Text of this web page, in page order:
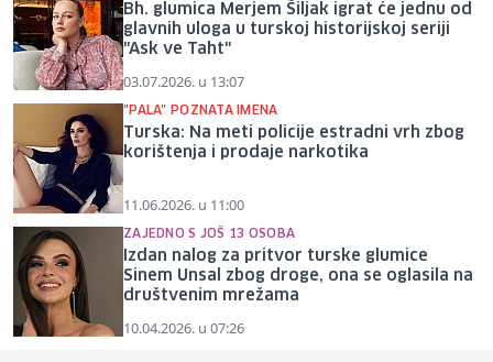
Bh. glumica Merjem Šiljak igrat će jednu od
glavnih uloga u turskoj historijskoj seriji
"Ask ve Taht"
03.07.2026. u 13:07
"PALA" POZNATA IMENA
Turska: Na meti policije estradni vrh zbog
korištenja i prodaje narkotika
11.06.2026. u 11:00
ZAJEDNO S JOŠ 13 OSOBA
Izdan nalog za pritvor turske glumice
Sinem Unsal zbog droge, ona se oglasila na
društvenim mrežama
10.04.2026. u 07:26